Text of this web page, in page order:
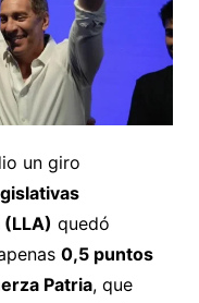
un giro
(LLA) quedó
0,5 puntos
Patria, que